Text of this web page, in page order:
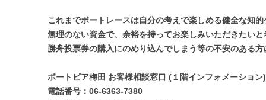
これまでボートレースは自分の考えで楽しめる健全な知
無理のない資金で、余裕を持ってお楽しみいただきたい
勝舟投票券の購入にのめり込んでしまう等の不安のある
ボートピア梅田 お客様相談窓口 (１階インフォメーション)
電話番号：06-6363-7380